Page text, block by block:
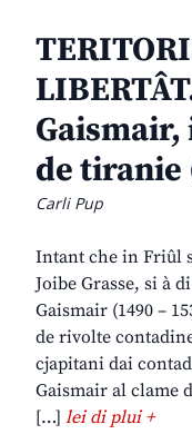
de
Carli Pup
Intant che in Friûl
Joibe Grasse, si à
Gaismair (1490 –
de rivolte
cjapitani dai
Gaismair al clame
[…] lei di plui +